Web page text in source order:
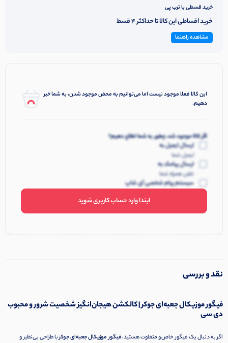
خرید قسطی با ترب پی
خرید اقساطی این کالا تا حداکثر 4 قسط
مشاهده راهنما
این کالا فعلا موجود نیست اما می‌توانیم به محض موجود شدن، به شما خبر
دهیم.
اگر کالا موجود شد، چطور به شما اطلاع دهیم؟
ارسال ایمیل به
ایمیل شما
ارسال پیامک به
تلفن همراه شما
سیستم پیام شخصی آی شاپ
ابتدا وارد حساب کاربری شوید
نقد و بررسی
فیگور موزیکال جعبه‌ای جوکر | کالکشن هیجان‌انگیز شخصیت شرور و محبوب
دی سی
اگر به دنبال یک فیگور خاص و متفاوت هستید،فیگور موزیکال جعبه‌ای جوکربا طراحی بی‌نظیر و